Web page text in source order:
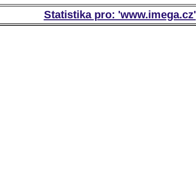
Statistika pro: 'www.imega.cz'